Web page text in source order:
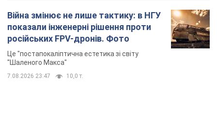
Війна змінює не лише тактику: в НГУ
показали інженерні рішення проти
російських FPV-дронів. Фото
Це "постапокаліптична естетика зі світу
"Шаленого Макса"
7.08.2026 23:47 10,0 т.